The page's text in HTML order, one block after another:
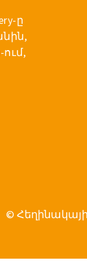
ը
ում,
©